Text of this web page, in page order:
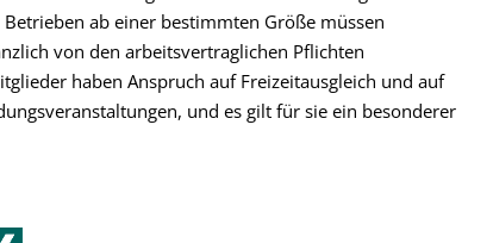
ab einer bestimmten Größe müssen
von den arbeitsvertraglichen Pflichten
haben Anspruch auf Freizeitausgleich und auf
und es gilt für sie ein besonderer